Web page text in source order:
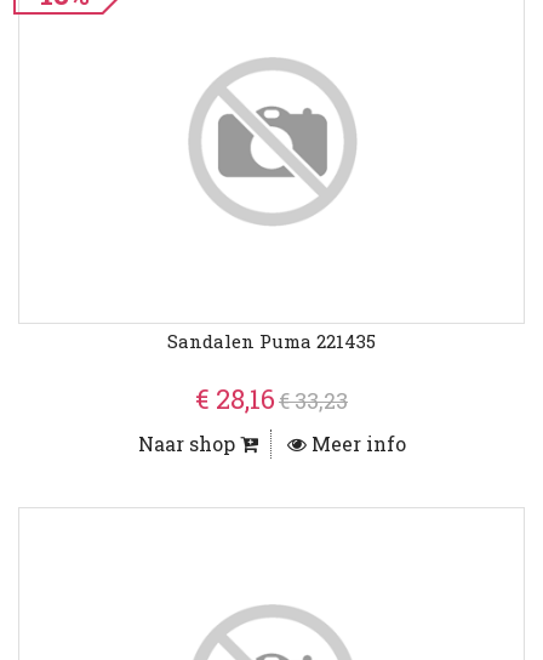
Sandalen Puma 221435
€ 28,16€ 33,23
Naar shop Meer info